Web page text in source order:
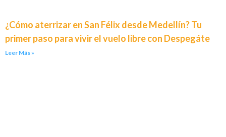
¿Cómo aterrizar en San Félix desde Medellín? Tu
primer paso para vivir el vuelo libre con Despegáte
Leer Más »